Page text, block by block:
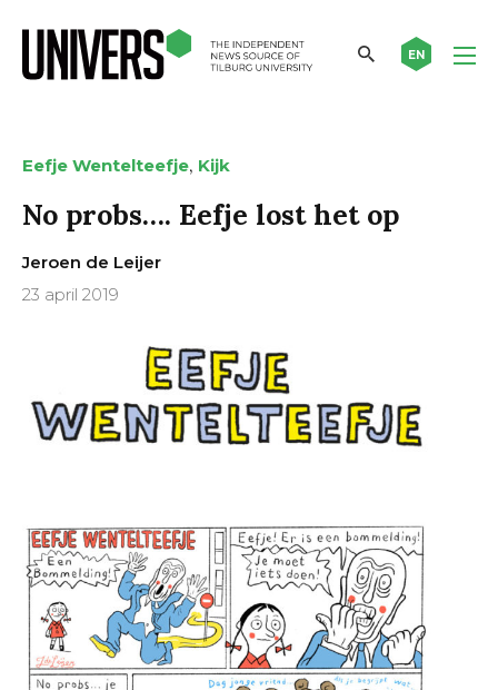
EN
Eefje Wentelteefje, Kijk
No probs…. Eefje lost het op
Jeroen de Leijer
23 april 2019